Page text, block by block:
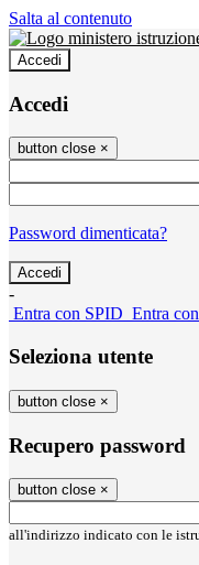
Salta al contenuto
Accedi
Accedi
button close ×
Password dimenticata?
-
Entra con SPID Entra
Seleziona utente
button close ×
Recupero password
button close ×
all'indirizzo indicato con le